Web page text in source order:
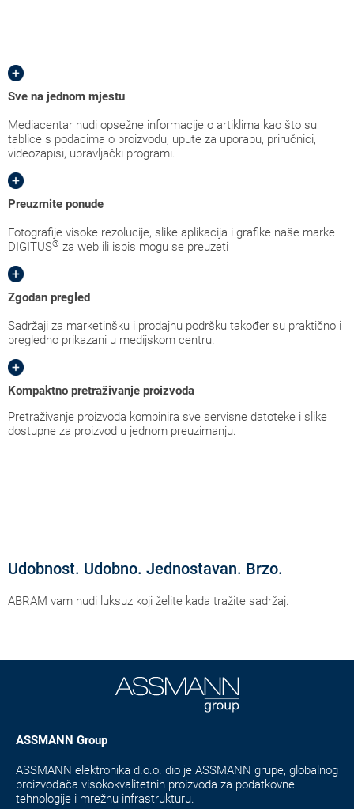
Sve na jednom mjestu
Mediacentar nudi opsežne informacije o artiklima kao što su
tablice s podacima o proizvodu, upute za uporabu, priručnici,
videozapisi, upravljački programi.
Preuzmite ponude
Fotografije visoke rezolucije, slike aplikacija i grafike naše marke
DIGITUS® za web ili ispis mogu se preuzeti
Zgodan pregled
Sadržaji za marketinšku i prodajnu podršku također su praktično i
pregledno prikazani u medijskom centru.
Kompaktno pretraživanje proizvoda
Pretraživanje proizvoda kombinira sve servisne datoteke i slike
dostupne za proizvod u jednom preuzimanju.
Udobnost. Udobno. Jednostavan. Brzo.
ABRAM vam nudi luksuz koji želite kada tražite sadržaj.
ASSMANN Group
ASSMANN elektronika d.o.o. dio je ASSMANN grupe, globalnog
proizvođača visokokvalitetnih proizvoda za podatkovne
tehnologije i mrežnu infrastrukturu.